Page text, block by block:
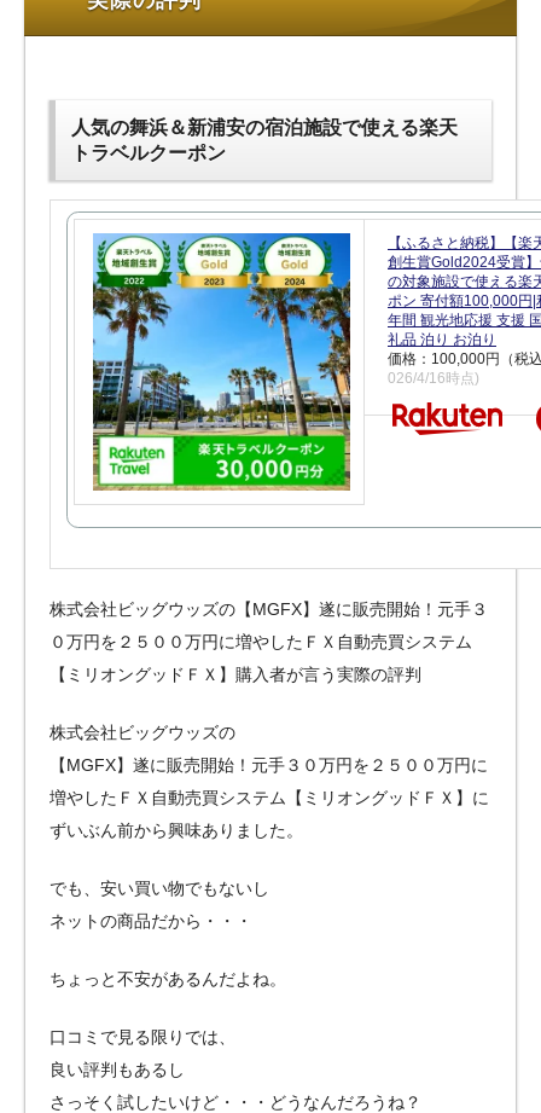
人気の舞浜＆新浦安の宿泊施設で使える楽天
トラベルクーポン
【ふるさと納税】【楽
創生賞Gold2024受賞
の対象施設で使える楽
ポン 寄付額100,000円|
年間 観光地応援 支援
礼品 泊り お泊り
価格：100,000円（税
026/4/16時点)
株式会社ビッグウッズの【MGFX】遂に販売開始！元手３
０万円を２５００万円に増やしたＦＸ自動売買システム
【ミリオングッドＦＸ】購入者が言う実際の評判
株式会社ビッグウッズの
【MGFX】遂に販売開始！元手３０万円を２５００万円に
増やしたＦＸ自動売買システム【ミリオングッドＦＸ】に
ずいぶん前から興味ありました。
でも、安い買い物でもないし
ネットの商品だから・・・
ちょっと不安があるんだよね。
口コミで見る限りでは、
良い評判もあるし
さっそく試したいけど・・・どうなんだろうね？